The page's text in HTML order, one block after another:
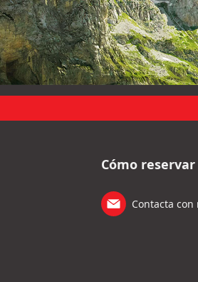
Cómo reservar
Contacta con